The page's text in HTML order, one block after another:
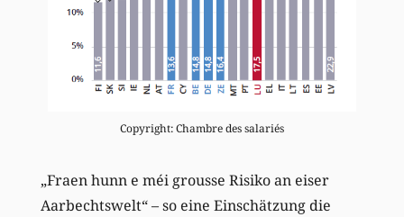
Copyright: Chambre des salariés
„Fraen hunn e méi grousse Risiko an eiser
Aarbechtswelt“ – so eine Einschätzung die